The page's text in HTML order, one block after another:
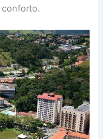
conforto.